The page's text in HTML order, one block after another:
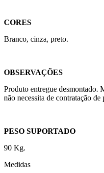
CORES
Branco, cinza, preto.
OBSERVAÇÕES
Produto entregue desmontado.
não necessita de contratação de
PESO SUPORTADO
90 Kg.
Medidas